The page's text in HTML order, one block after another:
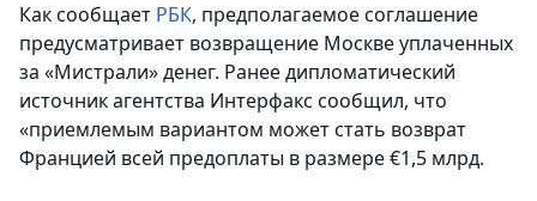
Как сообщает РБК, предполагаемое соглашение
предусматривает возвращение Москве уплаченных
за «Мистрали» денег. Ранее дипломатический
источник агентства Интерфакс сообщил, что
«приемлемым вариантом может стать возврат
Францией всей предоплаты в размере €1,5 млрд.